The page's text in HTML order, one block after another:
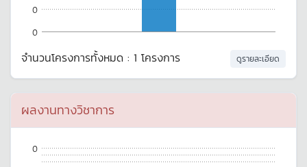
0
0
ดูรายละเอียด
จำนวนโครงการทั้งหมด : 1 โครงการ
ผลงานทางวิชาการ
0